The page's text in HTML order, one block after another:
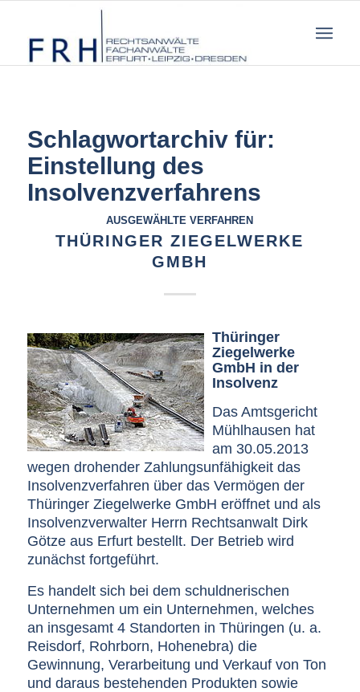
Schlagwortarchiv für:
Einstellung des
Insolvenzverfahrens
AUSGEWÄHLTE VERFAHREN
THÜRINGER ZIEGELWERKE
GMBH
Thüringer
Ziegelwerke
GmbH in der
Insolvenz
Das Amtsgericht
Mühlhausen hat
am 30.05.2013
wegen drohender Zahlungsunfähigkeit das
Insolvenzverfahren über das Vermögen der
Thüringer Ziegelwerke GmbH eröffnet und als
Insolvenzverwalter Herrn Rechtsanwalt Dirk
Götze aus Erfurt bestellt. Der Betrieb wird
zunächst fortgeführt.
Es handelt sich bei dem schuldnerischen
Unternehmen um ein Unternehmen, welches
an insgesamt 4 Standorten in Thüringen (u. a.
Reisdorf, Rohrborn, Hohenebra) die
Gewinnung, Verarbeitung und Verkauf von Ton
und daraus bestehenden Produkten sowie